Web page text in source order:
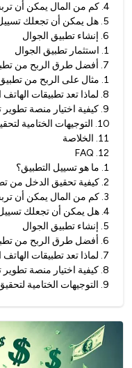
4
. كم من المال يمكن أن
5
. هل يمكن أن تجعلك
6
. إنشاء تطبيق الجوال
1
. استثمار تطبيق الجوال
7
. أفضل طرق الربح من
1
. مثال على الربح من
8
. لماذا تعد تطبيقات
9
. كيفية اختيار منصة
10
. التوجيهات الختامية
11
. الخلاصة
12
.
FAQ
1
. ما هو تسييل التطبيق؟
2
. كيفية تحقيق الدخل من
3
. كم من المال يمكن أن
4
. هل يمكن أن تجعلك تسييل
5
. إنشاء تطبيق الجوال
6
. أفضل طرق الربح من
7
. لماذا تعد تطبيقات
8
. كيفية اختيار منصة
9
. التوجيهات الختامية